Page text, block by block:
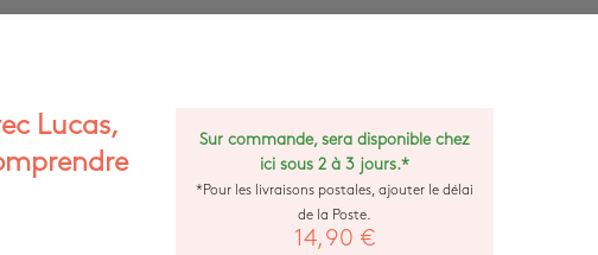
Lucas,
Sur commande, sera disponible chez
ici sous 2 à 3 jours.*
*Pour les livraisons postales, ajouter le délai
de la Poste.
14,90 €